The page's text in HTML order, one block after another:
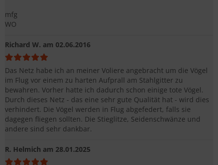
mfg
WO
Richard W. am 02.06.2016
Das Netz habe ich an meiner Voliere angebracht um die Vögel
im Flug vor einem zu harten Aufprall am Stahlgitter zu
bewahren. Vorher hatte ich dadurch schon einige tote Vögel.
Durch dieses Netz - das eine sehr gute Qualität hat - wird dies
verhindert. Die Vögel werden in Flug abgefedert, falls sie
dagegen fliegen sollten. Die Stieglitze, Seidenschwänze und
andere sind sehr dankbar.
R. Helmich am 28.01.2025